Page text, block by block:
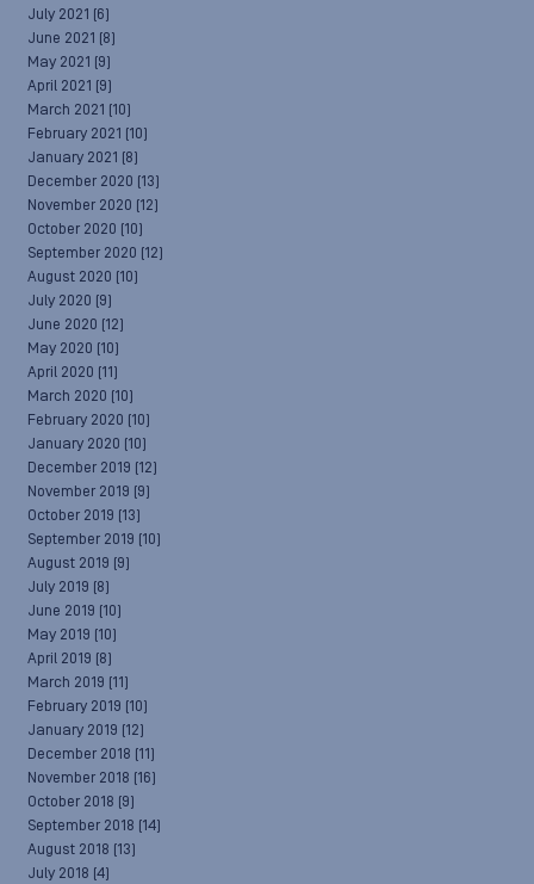
July 2021 (6)
June 2021 (8)
May 2021 (9)
April 2021 (9)
March 2021 (10)
February 2021 (10)
January 2021 (8)
December 2020 (13)
November 2020 (12)
October 2020 (10)
September 2020 (12)
August 2020 (10)
July 2020 (9)
June 2020 (12)
May 2020 (10)
April 2020 (11)
March 2020 (10)
February 2020 (10)
January 2020 (10)
December 2019 (12)
November 2019 (9)
October 2019 (13)
September 2019 (10)
August 2019 (9)
July 2019 (8)
June 2019 (10)
May 2019 (10)
April 2019 (8)
March 2019 (11)
February 2019 (10)
January 2019 (12)
December 2018 (11)
November 2018 (16)
October 2018 (9)
September 2018 (14)
August 2018 (13)
July 2018 (4)